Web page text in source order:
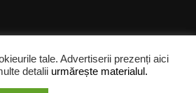
tale. Advertiserii prezenți aici
detalii urmărește materialul.